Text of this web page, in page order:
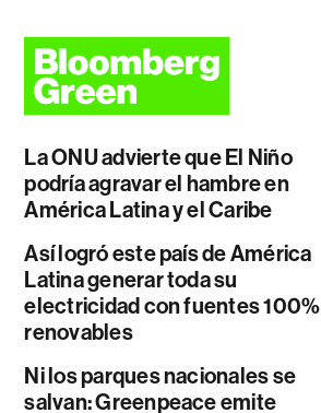
La ONU advierte que El Niño
podría agravar el hambre en
América Latina y el Caribe
Así logró este país de América
Latina generar toda su
electricidad con fuentes 100%
renovables
Ni los parques nacionales se
salvan: Greenpeace emite